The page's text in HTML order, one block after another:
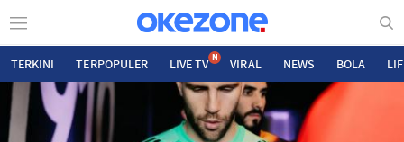
TERKINI TERPOPULER LIVE TV N VIRAL NEWS BOLA